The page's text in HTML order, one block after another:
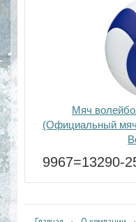
Мяч
(Официальный
9967=13290-